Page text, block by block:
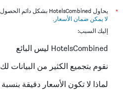
*
يحاول HotelsCombined بشكل دائم الحصول على الأسعار الدقيقة، ولكن
لا يمكن ضمان الأسعار .
إليك السبب:
HotelsCombined ليس البائع
نقوم بتجميع الكثير من البيانات لك
لماذا لا تكون الأسعار دقيقة بنسبة 100٪؟